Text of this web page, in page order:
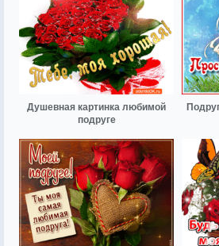
Душевная картинка любимой
подруге